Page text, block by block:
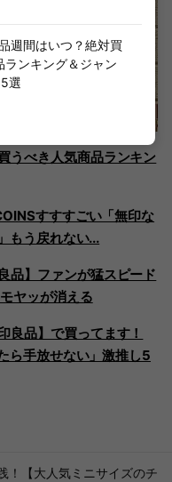
うべき人気商品ランキン
すすすごい「無印な
もう戻れない...
品】ファンが猛スピード
ヤッが消える
良品】で買ってます！
ら手放せない」激推し5
！【大人気ミニサイズのチ
週間はいつ？絶対買
ランキング＆ジャン
選